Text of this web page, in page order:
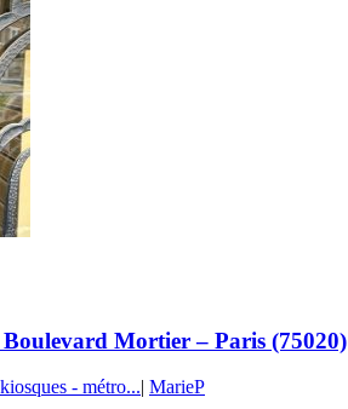
Boulevard Mortier – Paris (75020)
- métro...| MarieP